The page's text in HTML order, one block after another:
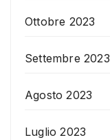
Ottobre 2023
Settembre 2023
Agosto 2023
Luglio 2023